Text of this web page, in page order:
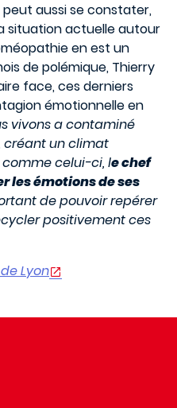
aussi se constater,
situation actuelle autour
en est un
de polémique, Thierry
face, ces derniers
émotionnelle en
vivons a contaminé
créant un climat
comme celui-ci, le chef
les émotions de ses
de pouvoir repérer
positivement ces
Lyon